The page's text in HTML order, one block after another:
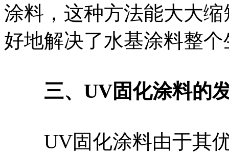
涂料，这种方法能大大
好地解决了水基涂料整
三、UV固化涂料的
UV固化涂料由于其优